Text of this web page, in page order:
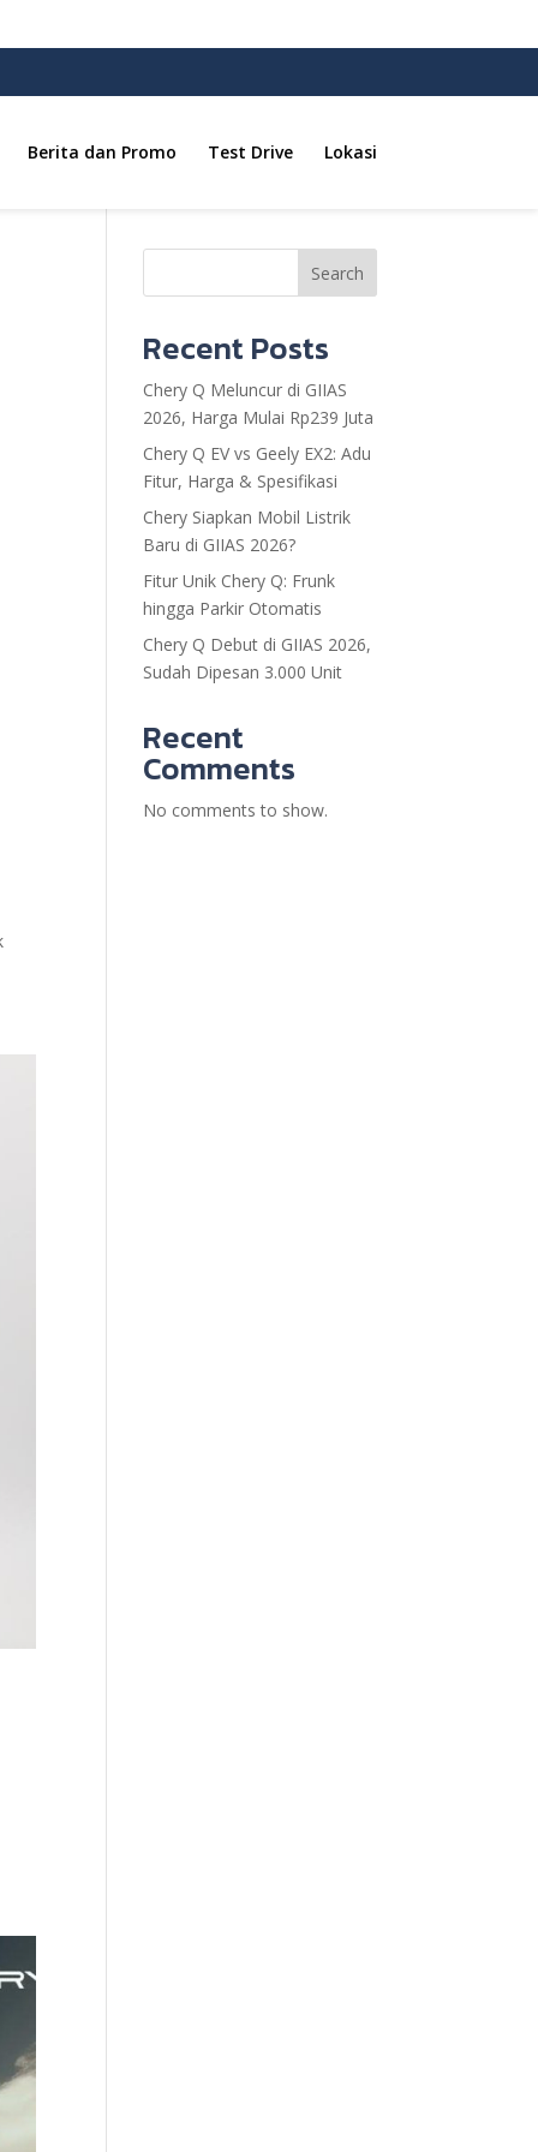
Berita dan Promo Test Drive Lokasi
Search
Recent Posts
Chery Q Meluncur di GIIAS
2026, Harga Mulai Rp239 Juta
Chery Q EV vs Geely EX2: Adu
Fitur, Harga & Spesifikasi
Chery Siapkan Mobil Listrik
Baru di GIIAS 2026?
Fitur Unik Chery Q: Frunk
hingga Parkir Otomatis
Chery Q Debut di GIIAS 2026,
Sudah Dipesan 3.000 Unit
Recent
Comments
No comments to show.